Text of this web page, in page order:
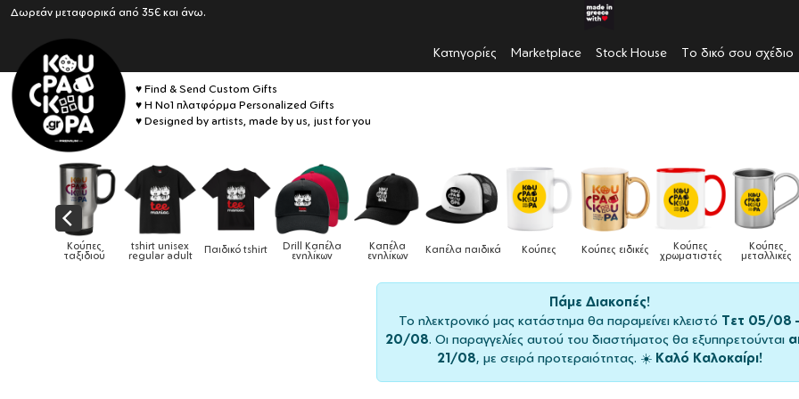
Δωρεάν μεταφορικά από 35€ και άνω.
Κατηγορίες Marketplace Stock House Το δικό σου σχέδιο
♥ Find & Send Custom Gifts
♥ Η No1 πλατφόρμα Personalized Gifts
♥ Designed by artists, made by us, just for you
tshirt unisex
regular adult Παιδικό tshirt Drill Καπέλα
ενηλίκων
Καπέλα
ενηλίκων Καπέλα παιδικά Κούπες Κούπες ειδικές Κούπες
χρωματιστές
Κούπες
μεταλλικές
Δοχεία
φαγητού
Πάμε Διακοπές!
Το ηλεκτρονικό μας κατάστημα θα παραμείνει κλειστό Τετ 05/08
20/08. Οι παραγγελίες αυτού του διαστήματος θα εξυπηρετούνται
21/08, με σειρά προτεραιότητας. ☀️ Καλό Καλοκαίρι!